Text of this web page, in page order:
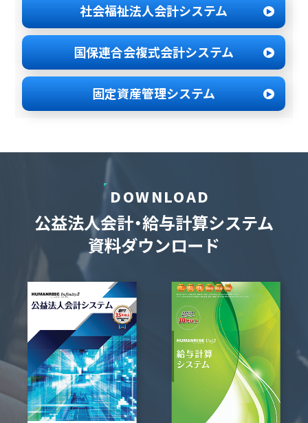
社会福祉法人会計システム
国保連合会複式会計システム
固定資産管理システム
DOWNLOAD
公益法人会計・給与計算システム
資料ダウンロード